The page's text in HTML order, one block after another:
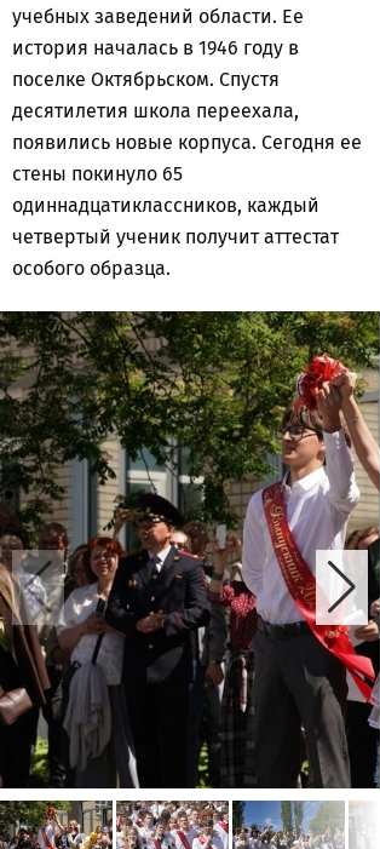
учебных заведений области. Ее
история началась в 1946 году в
поселке Октябрьском. Спустя
десятилетия школа переехала,
появились новые корпуса. Сегодня ее
стены покинуло 65
одиннадцатиклассников, каждый
четвертый ученик получит аттестат
особого образца.